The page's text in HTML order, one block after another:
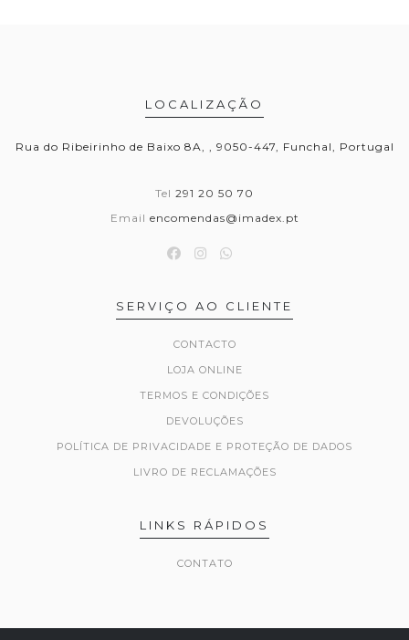
LOCALIZAÇÃO
Rua do Ribeirinho de Baixo 8A, , 9050-447, Funchal, Portugal
Tel 291 20 50 70
Email encomendas@imadex.pt
SERVIÇO AO CLIENTE
CONTACTO
LOJA ONLINE
TERMOS E CONDIÇÕES
DEVOLUÇÕES
POLÍTICA DE PRIVACIDADE E PROTEÇÃO DE DADOS
LIVRO DE RECLAMAÇÕES
LINKS RÁPIDOS
CONTATO